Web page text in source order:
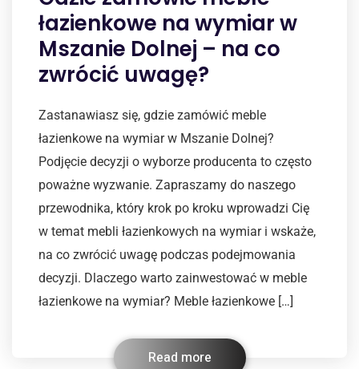
łazienkowe na wymiar w
Mszanie Dolnej – na co
zwrócić uwagę?
Zastanawiasz się, gdzie zamówić meble
łazienkowe na wymiar w Mszanie Dolnej?
Podjęcie decyzji o wyborze producenta to często
poważne wyzwanie. Zapraszamy do naszego
przewodnika, który krok po kroku wprowadzi Cię
w temat mebli łazienkowych na wymiar i wskaże,
na co zwrócić uwagę podczas podejmowania
decyzji. Dlaczego warto zainwestować w meble
łazienkowe na wymiar? Meble łazienkowe […]
Read more